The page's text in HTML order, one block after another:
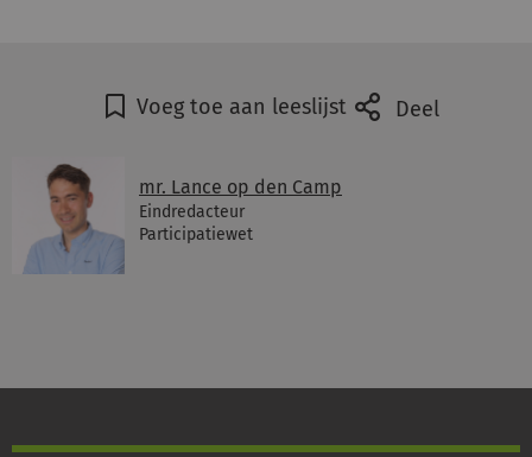
Voeg toe aan leeslijst Deel
mr. Lance op den Camp
Eindredacteur
Participatiewet